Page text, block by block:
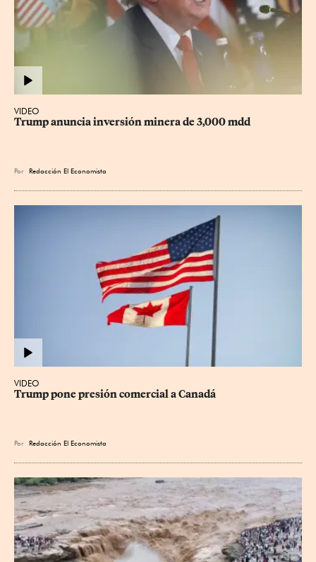
VIDEO
Trump anuncia inversión minera de 3,000 mdd
Por Redacción El Economista
VIDEO
Trump pone presión comercial a Canadá
Por Redacción El Economista